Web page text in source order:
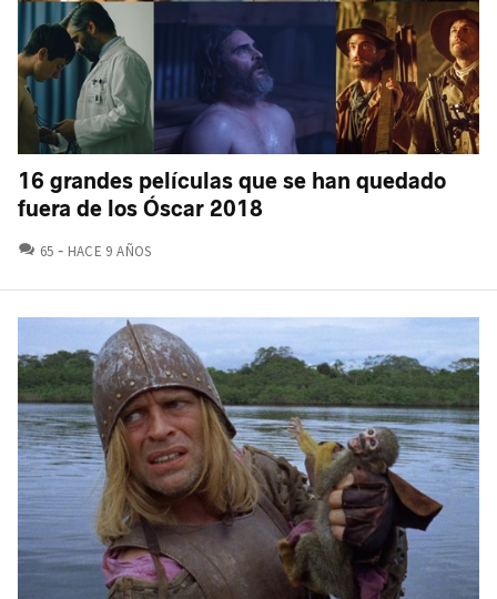
16 grandes películas que se han quedado
fuera de los Óscar 2018
65 COMENTARIOS
HACE 9 AÑOS